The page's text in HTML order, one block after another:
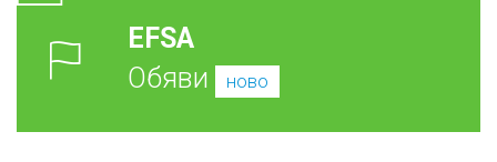
EFSA
Обяви
ново